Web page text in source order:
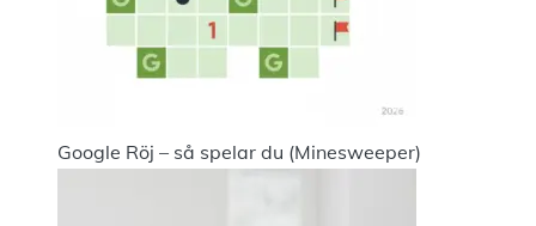
Google Röj – så spelar du (Minesweeper)